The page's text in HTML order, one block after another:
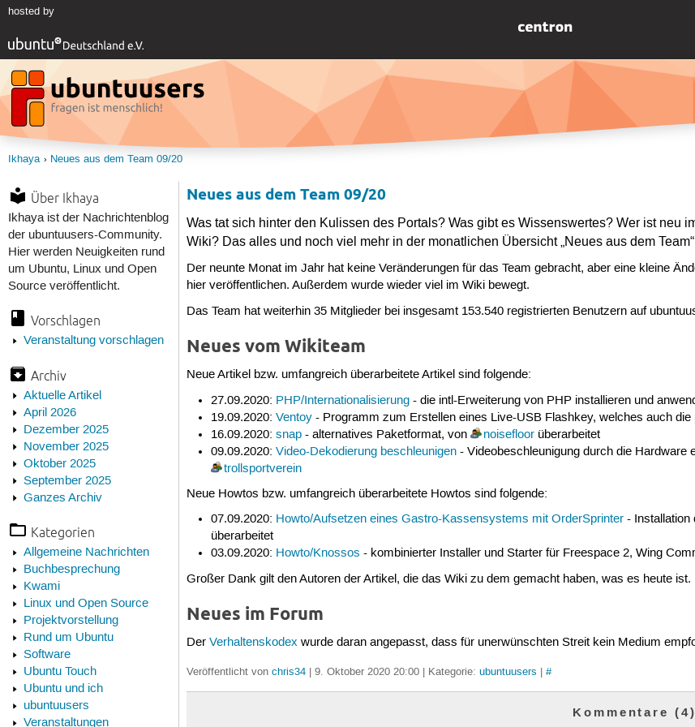
hosted by
Ikhaya Neues aus dem Team 09/20
Über Ikhaya
Ikhaya ist der Nachrichtenblog
der ubuntuusers-Community.
Hier werden Neuigkeiten rund
um Ubuntu, Linux und Open
Source veröffentlicht.
Vorschlagen
Veranstaltung vorschlagen
Archiv
Aktuelle Artikel
April 2026
Dezember 2025
November 2025
Oktober 2025
September 2025
Ganzes Archiv
Kategorien
Allgemeine Nachrichten
Buchbesprechung
Kwami
Linux und Open Source
Projektvorstellung
Rund um Ubuntu
Software
Ubuntu Touch
Ubuntu und ich
ubuntuusers
Veranstaltungen
Neues aus dem Team 09/20
Was tat sich hinter den Kulissen des Portals? Was gibt es Wissenswertes? Wer ist neu
Wiki? Das alles und noch viel mehr in der monatlichen Übersicht „Neues aus dem
Der neunte Monat im Jahr hat keine Veränderungen für das Team gebracht, aber eine kleine
hier veröffentlichen. Außerdem wurde wieder viel im Wiki bewegt.
Das Team hat weiterhin 35 Mitglieder bei insgesamt 153.540 registrierten Benutzern auf
Neues vom Wikiteam
Neue Artikel bzw. umfangreich überarbeitete Artikel sind folgende:
27.09.2020: PHP/Internationalisierung- die intl-Erweiterung von PHP installieren und
19.09.2020: Ventoy- Programm zum Erstellen eines Live-USB Flashkey, welches auch
16.09.2020: snap- alternatives Paketformat, von noisefloorüberarbeitet
09.09.2020: Video-Dekodierung beschleunigen- Videobeschleunigung durch die Hardware
trollsportverein
Neue Howtos bzw. umfangreich überarbeitete Howtos sind folgende:
07.09.2020: Howto/Aufsetzen eines Gastro-Kassensystems mit OrderSprinter- Installation
überarbeitet
03.09.2020: Howto/Knossos - kombinierter Installer und Starter für Freespace 2, Wing
Großer Dank gilt den Autoren der Artikel, die das Wiki zu dem gemacht haben, was es heute ist.
Neues im Forum
DerVerhaltenskodex wurde daran angepasst, dass für unerwünschten Streit kein Medium
Veröffentlicht vonchris34 | 9. Oktober 2020 20:00 | Kategorie:ubuntuusers |#
Kommentare (4)